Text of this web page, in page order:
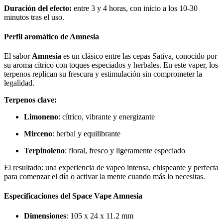
Duración del efecto: entre 3 y 4 horas, con inicio a los 10-30
minutos tras el uso.
Perfil aromático de Amnesia
El sabor Amnesia es un clásico entre las cepas Sativa, conocido por
su aroma cítrico con toques especiados y herbales. En este vaper, los
terpenos replican su frescura y estimulación sin comprometer la
legalidad.
Terpenos clave:
Limoneno: cítrico, vibrante y energizante
Mirceno: herbal y equilibrante
Terpinoleno: floral, fresco y ligeramente especiado
El resultado: una experiencia de vapeo intensa, chispeante y perfecta
para comenzar el día o activar la mente cuando más lo necesitas.
Especificaciones del Space Vape Amnesia
Dimensiones: 105 x 24 x 11.2 mm